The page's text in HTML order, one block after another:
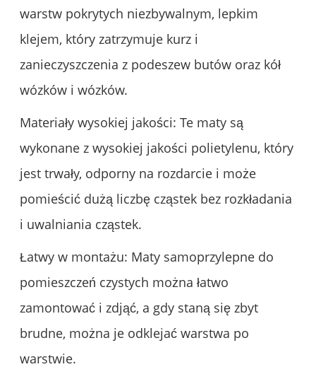
warstw pokrytych niezbywalnym, lepkim
klejem, który zatrzymuje kurz i
zanieczyszczenia z podeszew butów oraz kół
wózków i wózków.
Materiały wysokiej jakości: Te maty są
wykonane z wysokiej jakości polietylenu, który
jest trwały, odporny na rozdarcie i może
pomieścić dużą liczbę cząstek bez rozkładania
i uwalniania cząstek.
Łatwy w montażu: Maty samoprzylepne do
pomieszczeń czystych można łatwo
zamontować i zdjąć, a gdy staną się zbyt
brudne, można je odklejać warstwa po
warstwie.